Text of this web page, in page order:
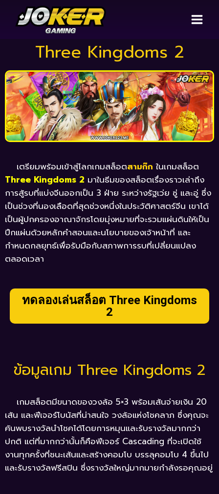
Three Kingdoms 2
เตรียมพร้อมเข้าสู่โลกเกมสล็อตสามก๊ก ในเกมสล็อต
Three Kingdoms 2 มาในธีมของสล็อตเรื่องราวเล่าถึง
การสู้รบที่แบ่งจีนออกเป็น 3 ฝ่าย ระหว่างรัฐเว่ย ซู่ และอู่ ซึ่ง
เป็นช่วงที่นองเลือดที่สุดช่วงหนึ่งในประวัติศาสตร์จีน เขาได้
เป็นผู้ปกครองอาณาจักรโดยมุ่งหมายที่จะรวมแผ่นดินให้เป็น
ปึกแผ่นด้วยหลักคำสอนและนโยบายของเจ้าหน้าที่ และ
กำหนดกลยุทธ์เพื่อรับมือกับสภาพการรบที่เปลี่ยนแปลง
ตลอดเวลา
ทดลองเล่นสล็อต Three Kingdoms
2
ข้อมูลเกม Three Kingdoms 2
เกมสล็อตมีขนาดของวงล้อ 5×3 พร้อมเส้นจ่ายเงิน 20
เส้น และฟีเจอร์โบนัสที่น่าสนใจ วงล้อแห่งโชคลาภ ซึ่งคุณจะ
ค้นพบรางวัลนำโชคได้โดยการหมุนและรับรางวัลมากกว่า
ปกติ แต่ที่มากกว่านั้นก็คือฟีเจอร์ Cascading ที่จะเปิดใช้
งานทุกครั้งที่ชนะเส้นและสร้างคอมโบ บรรลุคอมโบ 4 ขึ้นไป
และรับรางวัลฟรีสปิน ซึ่งรางวัลใหญ่มากมายกำลังรอคุณอยู่